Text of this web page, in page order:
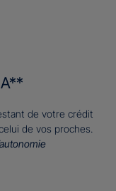
de votre crédit
de vos proches.